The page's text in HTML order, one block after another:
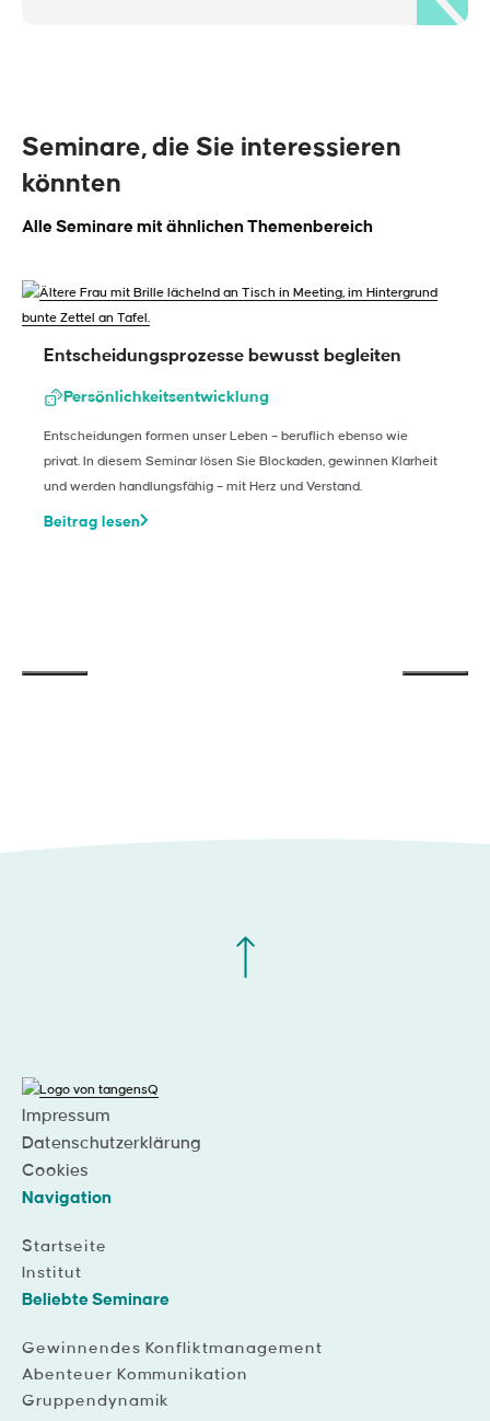
Seminare, die Sie interessieren
könnten
Alle Seminare mit ähnlichen Themenbereich
Entscheidungsprozesse bewusst begleiten
Persönlichkeitsentwicklung
Entscheidungen formen unser Leben – beruflich ebenso wie
privat. In diesem Seminar lösen Sie Blockaden, gewinnen Klarheit
und werden handlungsfähig – mit Herz und Verstand.
Beitrag lesen
Impressum
Datenschutzerklärung
Cookies
Navigation
Startseite
Institut
Beliebte Seminare
Gewinnendes Konfliktmanagement
Abenteuer Kommunikation
Gruppendynamik